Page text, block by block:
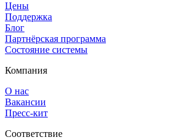
Цены
Поддержка
Блог
Партнёрская программа
Состояние системы
Компания
О нас
Вакансии
Пресс-кит
Соответствие